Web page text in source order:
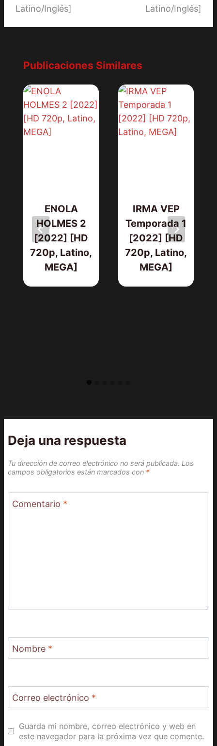
Latino/Inglés]
Latino/Inglés]
Publicaciones Similares
ENOLA
HOLMES 2
[2022] [HD
720p, Latino,
MEGA]
IRMA VEP
Temporada 1
[2022] [HD
720p, Latino,
MEGA]
Deja una respuesta
Tu dirección de correo electrónico no será publicada. Los
campos obligatorios están marcados con *
Comentario *
Nombre *
Correo electrónico *
Guarda mi nombre, correo electrónico y web en
este navegador para la próxima vez que comente.